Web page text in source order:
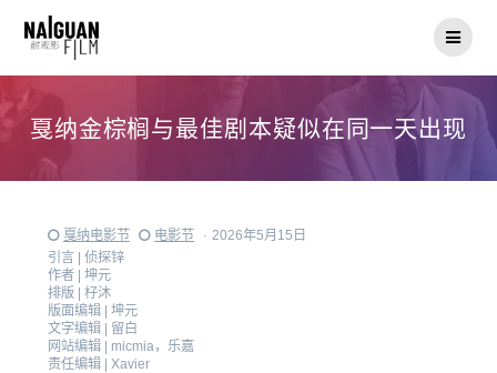
戛纳金棕榈与最佳剧本疑似在同一天出现
戛纳电影节 电影节 · 2026年5月15日
引言 | 侦探锌
作者 | 坤元
排版 | 杍沐
版面编辑 | 坤元
文字编辑 | 留白
网站编辑 | micmia，乐嘉
责任编辑 | Xavier